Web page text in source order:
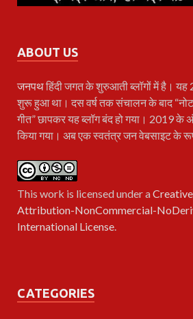
ABOUT US
जनपथहिंदी जगत के शुरुआती ब्लॉगों में है। यह
शुरू हुआ था। दस वर्ष तक संचालन के बाद
गीत” छापकर यह ब्लॉग बंद हो गया। 2019 के
किया गया। अब एक स्वतंत्र जन वेबसाइट के
This work is licensed under a
Attribution-NonCommercial-
International License
CATEGORIES